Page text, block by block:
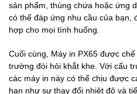
sản phẩm, thùng chứa hoặc ứng
có thể đáp ứng nhu cầu của bạn,
hợp cho mọi tình huống.
Cuối cùng, Máy in PX65 được
trường đòi hỏi khắt khe. Với cấu
các máy in này có thể chịu được
hạn như sự thay đổi nhiệt độ và